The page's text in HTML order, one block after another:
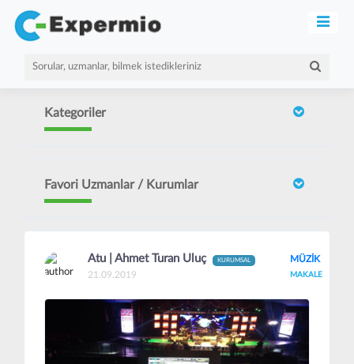
Kategoriler
Favori Uzmanlar / Kurumlar
Atu | Ahmet Turan Uluç KURUMSAL
21.09.2019
MÜZİK
MAKALE